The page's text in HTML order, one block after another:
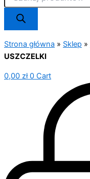
Strona główna » Sklep »
USZCZELKI
0,00 zł 0 Cart